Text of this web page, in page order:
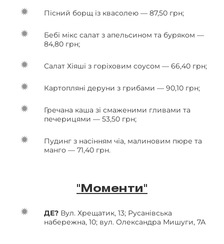
Пісний борщ із квасолею — 87,50 грн;
Бебі мікс салат з апельсином та буряком —
84,80 грн;
Салат Хіяші з горіховим соусом — 66,40 грн;
Картопляні деруни з грибами — 90,10 грн;
Гречана каша зі смаженими гливами та
печерицями — 53,50 грн;
Пудинг з насінням чіа, малиновим пюре та
манго — 71,40 грн.
"Моменти"
ДЕ? Вул. Хрещатик, 13; Русанівська
набережна, 10; вул. Олександра Мишуги, 7А